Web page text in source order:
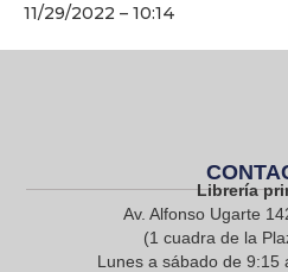
11/29/2022 – 10:14
Librería
Av. Alfonso Ugarte
(1 cuadra de la
Lunes a sábado de 9:15